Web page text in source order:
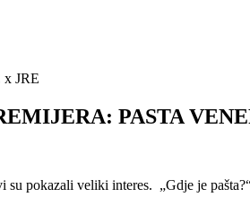
JRE
PASTA
pokazali veliki interes. „Gdje je